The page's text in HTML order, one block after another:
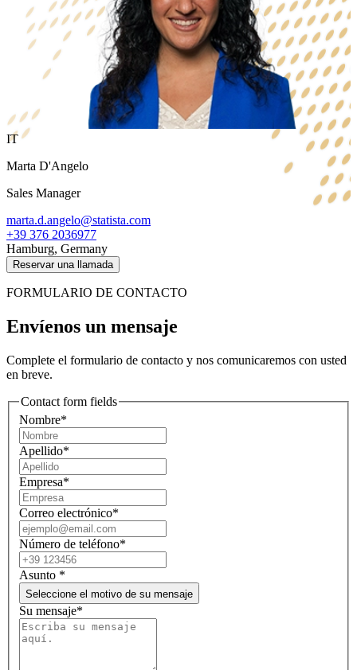
IT
Marta D'Angelo
Sales Manager
marta.d.angelo@statista.com
+39 376 2036977
Hamburg, Germany
Reservar una llamada
FORMULARIO DE CONTACTO
Envíenos un mensaje
Complete el formulario de contacto y nos comunicaremos con usted
en breve.
Contact form fields
Nombre*
Apellido*
Empresa*
Correo electrónico*
Número de teléfono*
Asunto *
Seleccione el motivo de su mensaje
Su mensaje*